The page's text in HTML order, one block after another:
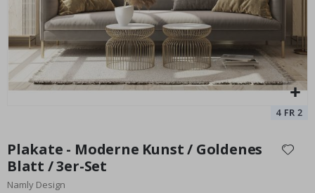
Anfang
der
Bildgalerie
springen
Plakate - Moderne Kunst / Goldenes
Blatt / 3er-Set
Namly Design